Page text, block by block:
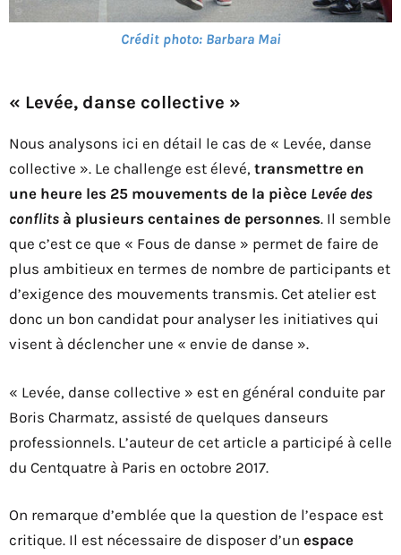
Crédit photo: Barbara Mai
« Levée, danse collective »
Nous analysons ici en détail le cas de « Levée, danse
collective ». Le challenge est élevé, transmettre en
une heure les 25 mouvements de la pièce Levée des
conflits à plusieurs centaines de personnes. Il semble
que c’est ce que « Fous de danse » permet de faire de
plus ambitieux en termes de nombre de participants et
d’exigence des mouvements transmis. Cet atelier est
donc un bon candidat pour analyser les initiatives qui
visent à déclencher une « envie de danse ».
« Levée, danse collective » est en général conduite par
Boris Charmatz, assisté de quelques danseurs
professionnels. L’auteur de cet article a participé à celle
du Centquatre à Paris en octobre 2017.
On remarque d’emblée que la question de l’espace est
critique. Il est nécessaire de disposer d’un espace